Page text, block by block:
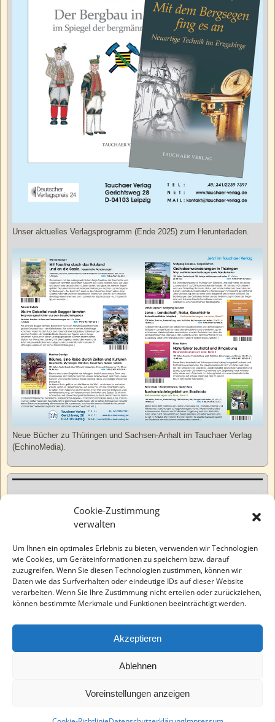
Cookie-Zustimmung
verwalten
Um Ihnen ein optimales Erlebnis zu bieten, verwenden wir Technologien
wie Cookies, um Geräteinformationen zu speichern bzw. darauf
zuzugreifen. Wenn Sie diesen Technologien zustimmen, können wir
Daten wie das Surfverhalten oder eindeutige IDs auf dieser Website
verarbeiten. Wenn Sie Ihre Zustimmung nicht erteilen oder zurückziehen,
können bestimmte Merkmale und Funktionen beeinträchtigt werden.
Akzeptieren
Ablehnen
Voreinstellungen anzeigen
Unser aktuelles Verlagsprogramm (Ende 2025) zum Herunterladen.
Neue Bücher zu Thüringen und Sachsen-Anhalt im Tauchaer Verlag
(EchinoMedia).
Varia
-Weaver Xtreme Theme Datenschutzerklärung